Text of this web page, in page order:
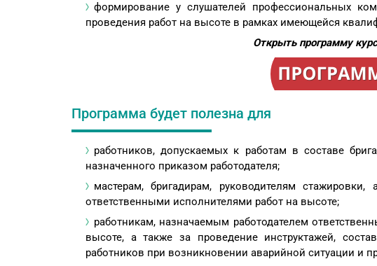
формирование у слушателей профессиональных
проведения работ на высоте в рамках имеющейся
Открыть программу
Программа будет полезна для
работников, допускаемых к работам в составе
назначенного приказом работодателя;
мастерам, бригадирам, руководителям
ответственными исполнителями работ на высоте;
работникам, назначаемым работодателем
высоте, а также за проведение инструктажей,
работников при возникновении аварийной ситуации и